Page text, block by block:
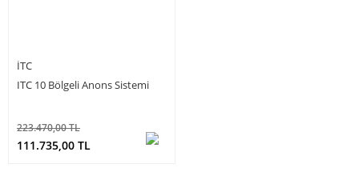
ITC
ITC 10 Bölgeli Anons Sistemi
223.470,00 TL
111.735,00 TL